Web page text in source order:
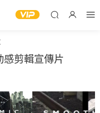
感剪輯宣傳片